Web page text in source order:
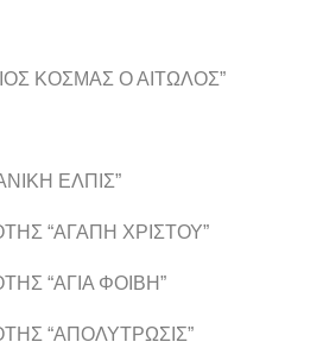
ΚΟΣΜΑΣ Ο ΑΙΤΩΛΟΣ”
ΕΛΠΙΣ”
“ΑΓΑΠΗ ΧΡΙΣΤΟΥ”
“ΑΓΙΑ ΦΟΙΒΗ”
“ΑΠΟΛΥΤΡΩΣΙΣ”